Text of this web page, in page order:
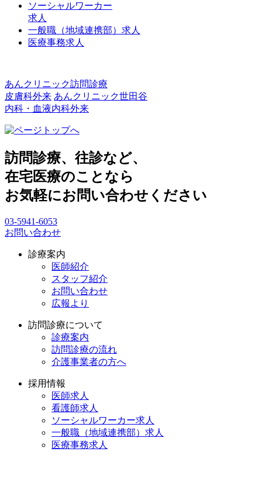
ソーシャルワーカー
求人
一般職（地域連携部）求人
医療事務求人
あんクリニック訪問診療
皮膚科外来 あんクリニック世田谷
内科・血液内科外来
訪問診療、往診など、
在宅医療のことなら
お気軽にお問い合わせください
03-5941-6053
お問い合わせ
診療案内
医師紹介
スタッフ紹介
お問い合わせ
広報より
訪問診療について
診療案内
訪問診療の流れ
介護事業者の方へ
採用情報
医師求人
看護師求人
ソーシャルワーカー求人
一般職（地域連携部）求人
医療事務求人